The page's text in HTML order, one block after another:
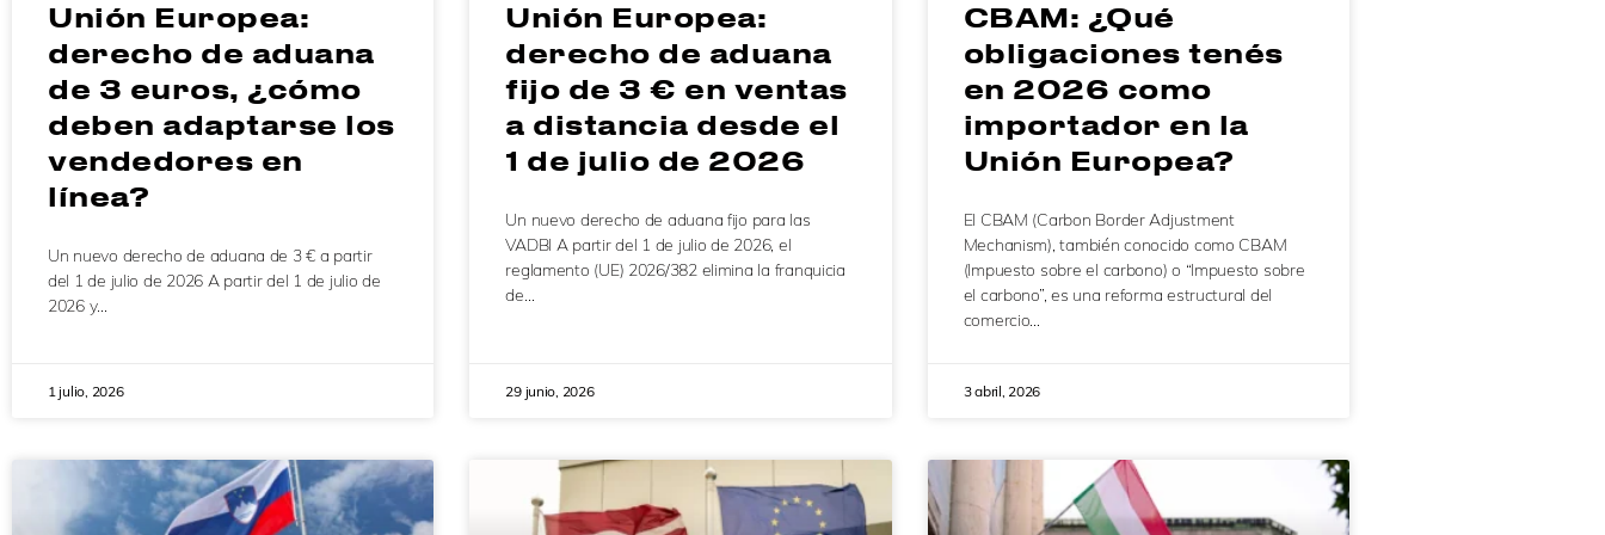
Unión Europea:
derecho de aduana
de 3 euros, ¿cómo
deben adaptarse los
vendedores en
línea?
Un nuevo derecho de aduana de 3 € a partir
del 1 de julio de 2026 A partir del 1 de julio de
2026 y…
1 julio, 2026
Unión Europea:
derecho de aduana
fijo de 3 € en ventas
a distancia desde el
1 de julio de 2026
Un nuevo derecho de aduana fijo para las
VADBI A partir del 1 de julio de 2026, el
reglamento (UE) 2026/382 elimina la franquicia
de…
29 junio, 2026
CBAM: ¿Qué
obligaciones tenés
en 2026 como
importador en la
Unión Europea?
El CBAM (Carbon Border Adjustment
Mechanism), también conocido como CBAM
(Impuesto sobre el carbono) o “Impuesto sobre
el carbono”, es una reforma estructural del
comercio…
3 abril, 2026